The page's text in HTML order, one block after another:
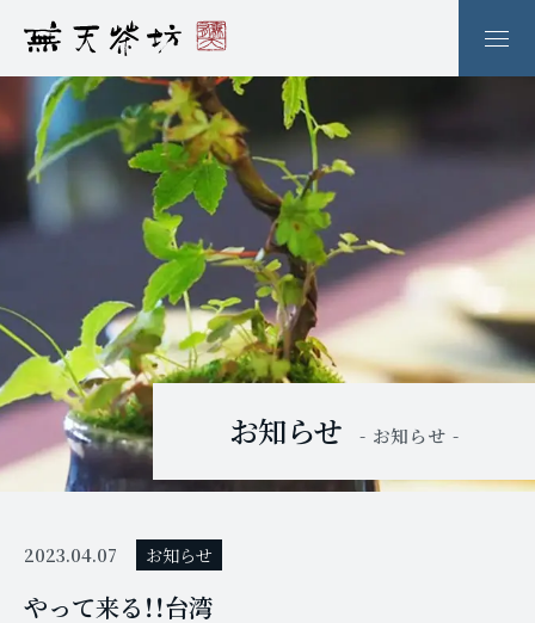
お知らせ - お知らせ -
2023.04.07 お知らせ
やって来る！！台湾